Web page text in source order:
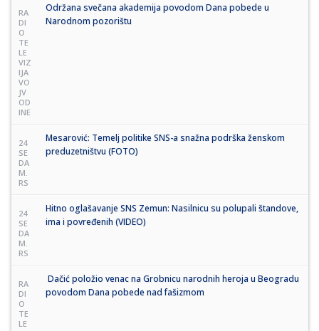
RA
DI
O
TE
LE
VIZ
IJA
VO
JV
OD
INE
Održana svečana akademija povodom Dana pobede u
Narodnom pozorištu
24
SE
DA
M.
RS
Mesarović: Temelj politike SNS-a snažna podrška ženskom
preduzetništvu (FOTO)
24
SE
DA
M.
RS
Hitno oglašavanje SNS Zemun: Nasilnicu su polupali štandove,
ima i povređenih (VIDEO)
RA
DI
O
TE
LE
Dačić položio venac na Grobnicu narodnih heroja u Beogradu
povodom Dana pobede nad fašizmom